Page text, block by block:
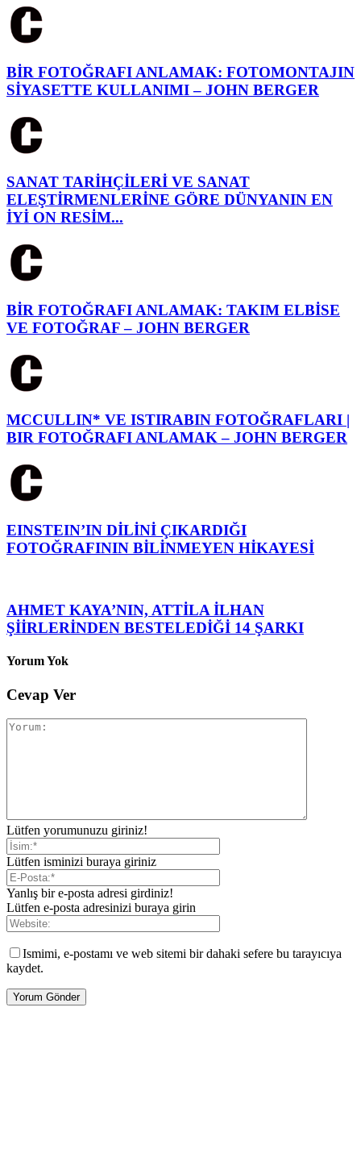
BİR FOTOĞRAFI ANLAMAK: FOTOMONTAJIN
SİYASETTE KULLANIMI – JOHN BERGER
SANAT TARİHÇİLERİ VE SANAT
ELEŞTİRMENLERİNE GÖRE DÜNYANIN EN
İYİ ON RESİM...
BİR FOTOĞRAFI ANLAMAK: TAKIM ELBİSE
VE FOTOĞRAF – JOHN BERGER
MCCULLIN* VE ISTIRABIN FOTOĞRAFLARI |
BIR FOTOĞRAFI ANLAMAK – JOHN BERGER
EINSTEIN’IN DİLİNİ ÇIKARDIĞI
FOTOĞRAFININ BİLİNMEYEN HİKAYESİ
AHMET KAYA’NIN, ATTİLA İLHAN
ŞİİRLERİNDEN BESTELEDİĞİ 14 ŞARKI
Yorum Yok
Cevap Ver
Lütfen yorumunuzu giriniz!
Lütfen isminizi buraya giriniz
Yanlış bir e-posta adresi girdiniz!
Lütfen e-posta adresinizi buraya girin
Ismimi, e-postamı ve web sitemi bir dahaki sefere bu tarayıcıya
kaydet.